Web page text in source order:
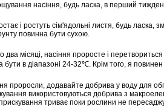
насіння, будь ласка, в перший
і ростуть сім'ядольні листя, будь
повинна бути сухою.
два місяці, насіння проросте і
в діапазоні 24-32℃. Крім того, я
проросли, додавайте добрива у воду для
використовуються добрива з
триває поки рослини не